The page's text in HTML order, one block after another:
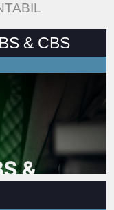
& CBS